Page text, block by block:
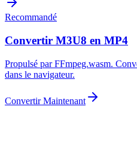
Recommandé
Convertir M3U8 en MP4
Propulsé par FFmpeg.wasm.
dans le navigateur.
Convertir Maintenant